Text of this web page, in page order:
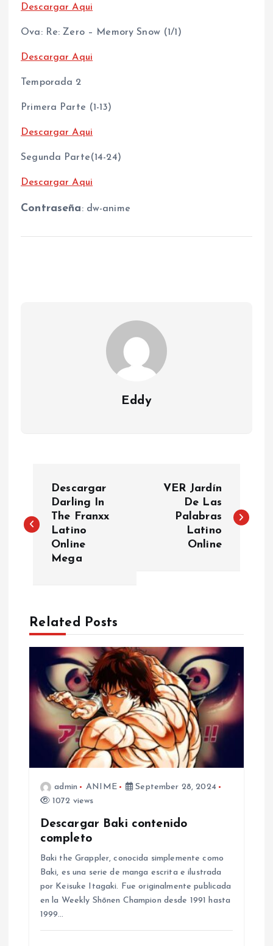
Descargar Aqui
Ova: Re: Zero – Memory Snow (1/1)
Descargar Aqui
Temporada 2
Primera Parte (1-13)
Descargar Aqui
Segunda Parte(14-24)
Descargar Aqui
Contraseña: dw-anime
Eddy
s
a
g
Descargar
Darling In
The Franxx
Latino
Online
Mega
VER Jardín
De Las
Palabras
Latino
Online
Related Posts
admin ANIME
September 28, 2024
1072 views
Descargar Baki contenido
completo
Baki the Grappler, conocida simplemente como
Baki, es una serie de manga escrita e ilustrada
por Keisuke Itagaki. Fue originalmente publicada
en la Weekly Shōnen Champion desde 1991 hasta
1999…